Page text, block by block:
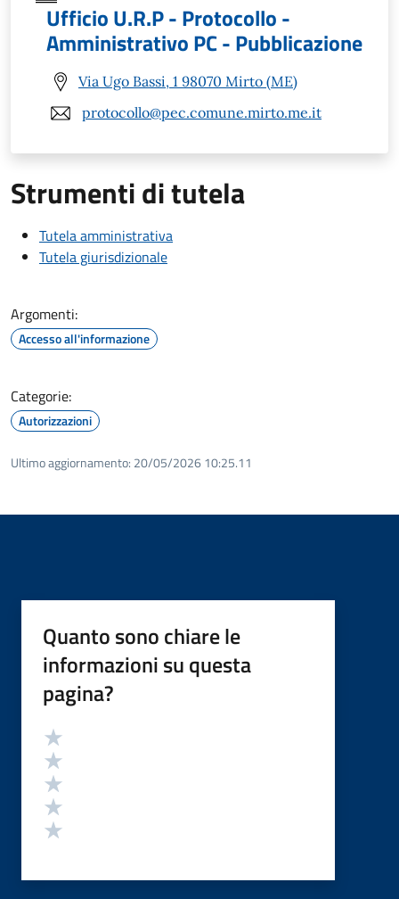
Ufficio U.R.P - Protocollo -
Amministrativo PC - Pubblicazione
Via Ugo Bassi, 1 98070 Mirto (ME)
protocollo@pec.comune.mirto.me.it
Strumenti di tutela
Tutela amministrativa
Tutela giurisdizionale
Argomenti:
Accesso all'informazione
Categorie:
Autorizzazioni
Ultimo aggiornamento: 20/05/2026 10:25.11
Quanto sono chiare le
informazioni su questa
pagina?
Valutazione